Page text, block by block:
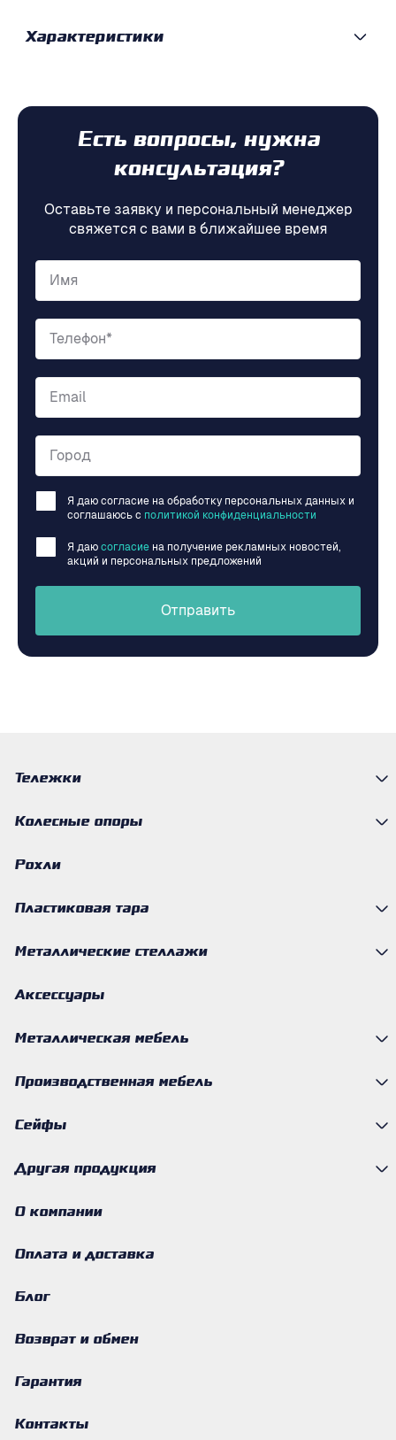
Характеристики
Есть вопросы, нужна
консультация?
Оставьте заявку и персональный менеджер
свяжется с вами в ближайшее время
Имя
Телефон*
Email
Город
Я даю согласие на обработку персональных данных и
соглашаюсь c политикой конфиденциальности
Я даю согласие на получение рекламных новостей,
акций и персональных предложений
Отправить
Тележки
Колесные опоры
Рохли
Пластиковая тара
Металлические стеллажи
Аксессуары
Металлическая мебель
Производственная мебель
Сейфы
Другая продукция
О компании
Оплата и доставка
Блог
Возврат и обмен
Гарантия
Контакты